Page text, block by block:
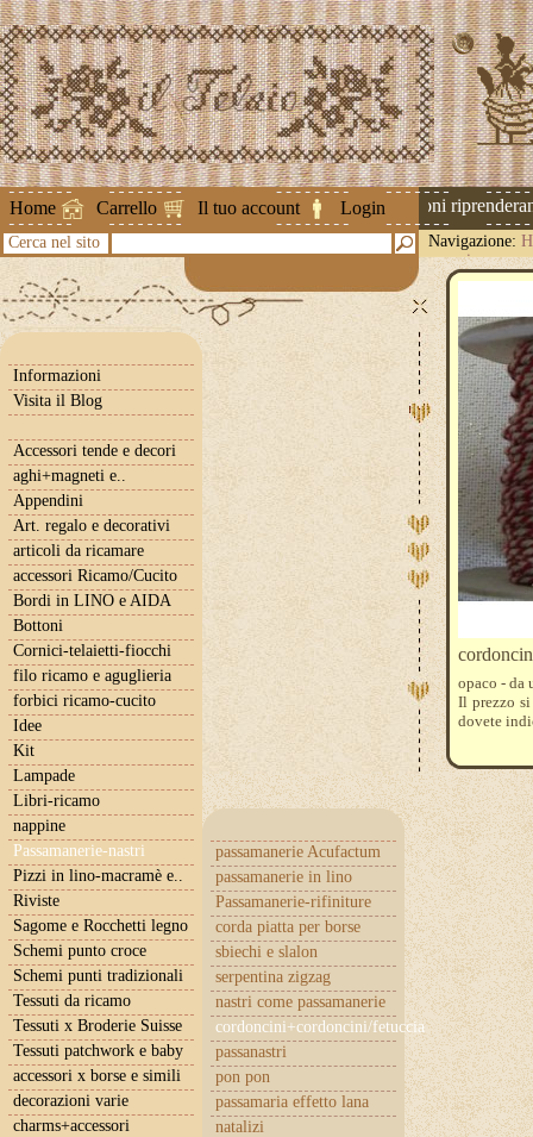
Home Carrello Il tuo account Login
Attenzione ! Le spedizioni
Cerca nel sito Navigazione:
mm.circa
Informazioni
Visita il Blog
Accessori tende e decori
aghi+magneti e..
Appendini
Art. regalo e decorativi
articoli da ricamare
accessori Ricamo/Cucito
Bordi in LINO e AIDA
Bottoni
Cornici-telaietti-fiocchi
filo ricamo e aguglieria
forbici ricamo-cucito
Idee
Kit
Lampade
Libri-ricamo
nappine
Passamanerie-nastri
passamanerie Acufactum
passamanerie in lino
Passamanerie-rifiniture
corda piatta per borse
sbiechi e slalon
serpentina zigzag
nastri come passamanerie
cordoncini+cordoncini/fetuccia
passanastri
pon pon
passamaria effetto lana
natalizi
Pizzi in lino-macramè e..
Riviste
Sagome e Rocchetti legno
Schemi punto croce
Schemi punti tradizionali
Tessuti da ricamo
Tessuti x Broderie Suisse
Tessuti patchwork e baby
accessori x borse e simili
decorazioni varie
charms+accessori
opaco - da
Il prezzo
dovete